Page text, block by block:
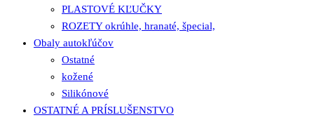
PLASTOVÉ KĽUČKY
ROZETY okrúhle, hranaté, špecial,
Obaly autokľúčov
Ostatné
kožené
Silikónové
OSTATNÉ A PRÍSLUŠENSTVO